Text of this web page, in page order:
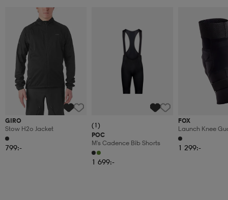
GIRO
Stow H2o Jacket
799:-
(1)
POC
M's Cadence Bib Shorts
1 699:-
FOX
Launch Knee
1 299:-